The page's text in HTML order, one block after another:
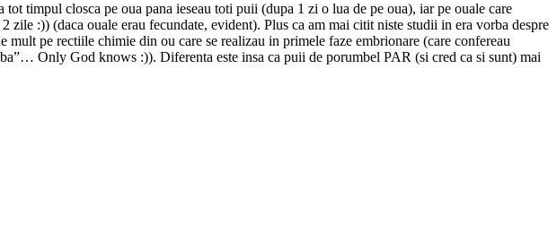
timpul closca pe oua pana ieseau toti puii (dupa 1 zi o lua de pe oua), iar pe ouale care
:)) (daca ouale erau fecundate, evident). Plus ca am mai citit niste studii in era vorba despre
pe rectiile chimie din ou care se realizau in primele faze embrionare (care confereau
Only God knows :)). Diferenta este insa ca puii de porumbel PAR (si cred ca si sunt) mai